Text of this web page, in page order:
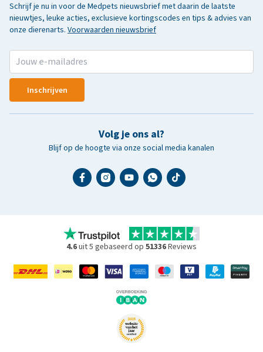
Schrijf je nu in voor de Medpets nieuwsbrief met daarin de laatste
nieuwtjes, leuke acties, exclusieve kortingscodes en tips & advies van
onze dierenarts. Voorwaarden nieuwsbrief
Inschrijven
Volg je ons al?
Blijf op de hoogte via onze social media kanalen
4.6uit 5 gebaseerd op 51336Reviews